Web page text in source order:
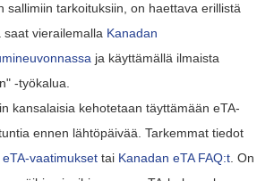
sallimiin tarkoituksiin, on haettava erillistä
vierailemalla Kanadan
ja käyttämällä ilmaista
-työkalua.
kansalaisia kehotetaan täyttämään eTA-
ennen lähtöpäivää. Tarkemmat tiedot
eTA-vaatimukset tai Kanadan eTA FAQ:t . On